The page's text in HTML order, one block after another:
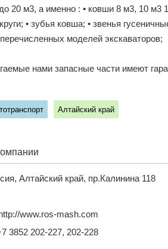
20 м3, а именно : • ковши 8 м3, 10 м3
• зубья ковша; • звенья
моделей экскаваторов;
нами запасные части имеют
Алтайский край
Алтайский край, пр.Калинина 118
http://www.ros-mash.com
3852 202-227, 202-228